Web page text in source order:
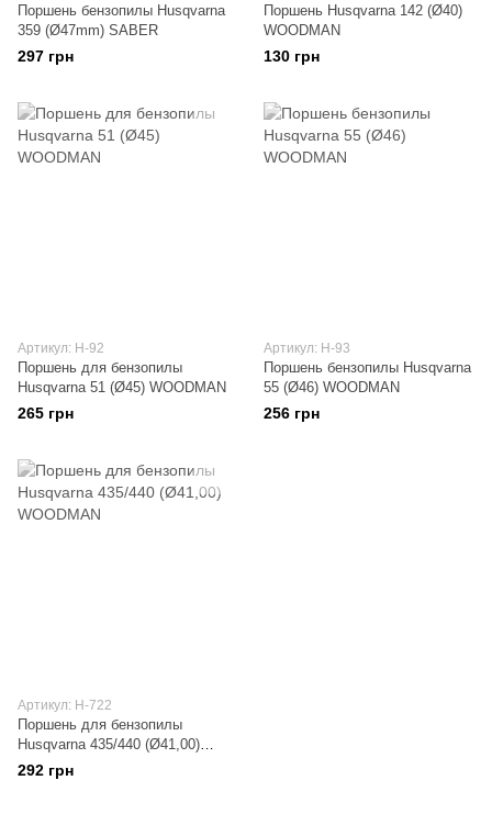
Поршень бензопилы Husqvarna
359 (Ø47mm) SABER
297 грн
Поршень Husqvarna 142 (Ø40)
WOODMAN
130 грн
Артикул: H-92
Поршень для бензопилы
Husqvarna 51 (Ø45) WOODMAN
265 грн
Артикул: H-93
Поршень бензопилы Husqvarna
55 (Ø46) WOODMAN
256 грн
Артикул: H-722
Поршень для бензопилы
Husqvarna 435/440 (Ø41,00)
WOODMAN
292 грн